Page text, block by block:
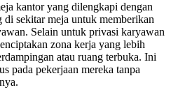
kantor yang dilengkapi dengan
di sekitar meja untuk memberikan
Selain untuk privasi karyawan
zona kerja yang lebih
atau ruang terbuka. Ini
pada pekerjaan mereka tanpa